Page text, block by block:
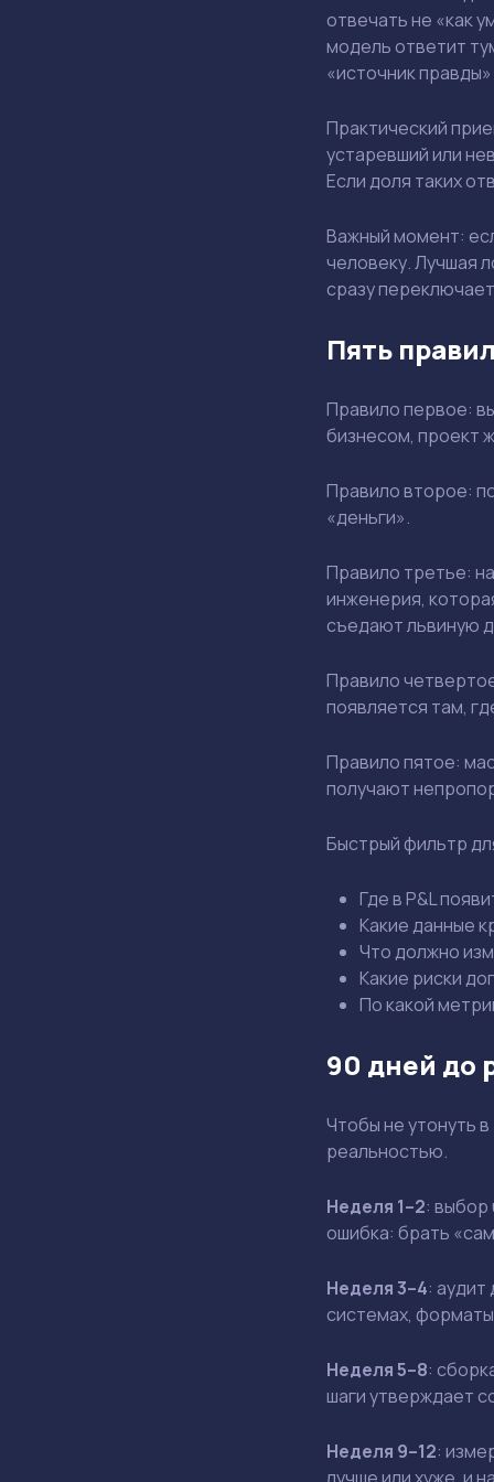
отвечать не «как
модель ответит
«источник
Практический
устаревший или
Если доля таких
Важный момент:
человеку. Лучшая
сразу
Пять
Правило первое:
бизнесом, проект
Правило второе:
«деньги».
Правило третье:
инженерия,
съедают львиную
Правило
появляется там,
Правило пятое:
получают
Быстрый фильтр
Где в P&L
Какие данные
Что должно
Какие риски
По какой
90 дней до
Чтобы не утонуть
реальностью.
Неделя 1–2: выбор
ошибка: брать
Неделя 3–4: аудит
системах,
Неделя 5–8:
шаги утверждает
Неделя 9–12: